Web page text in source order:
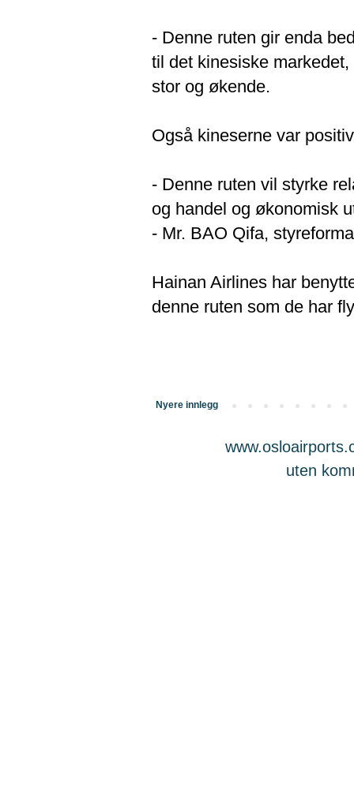
- Denne ruten gir enda
til det kinesiske
stor og økende.
Også kineserne var
- Denne ruten vil styrke
og handel og økonomisk
- Mr. BAO Qifa,
Hainan Airlines har
denne ruten som de har
Nyere innlegg
uten